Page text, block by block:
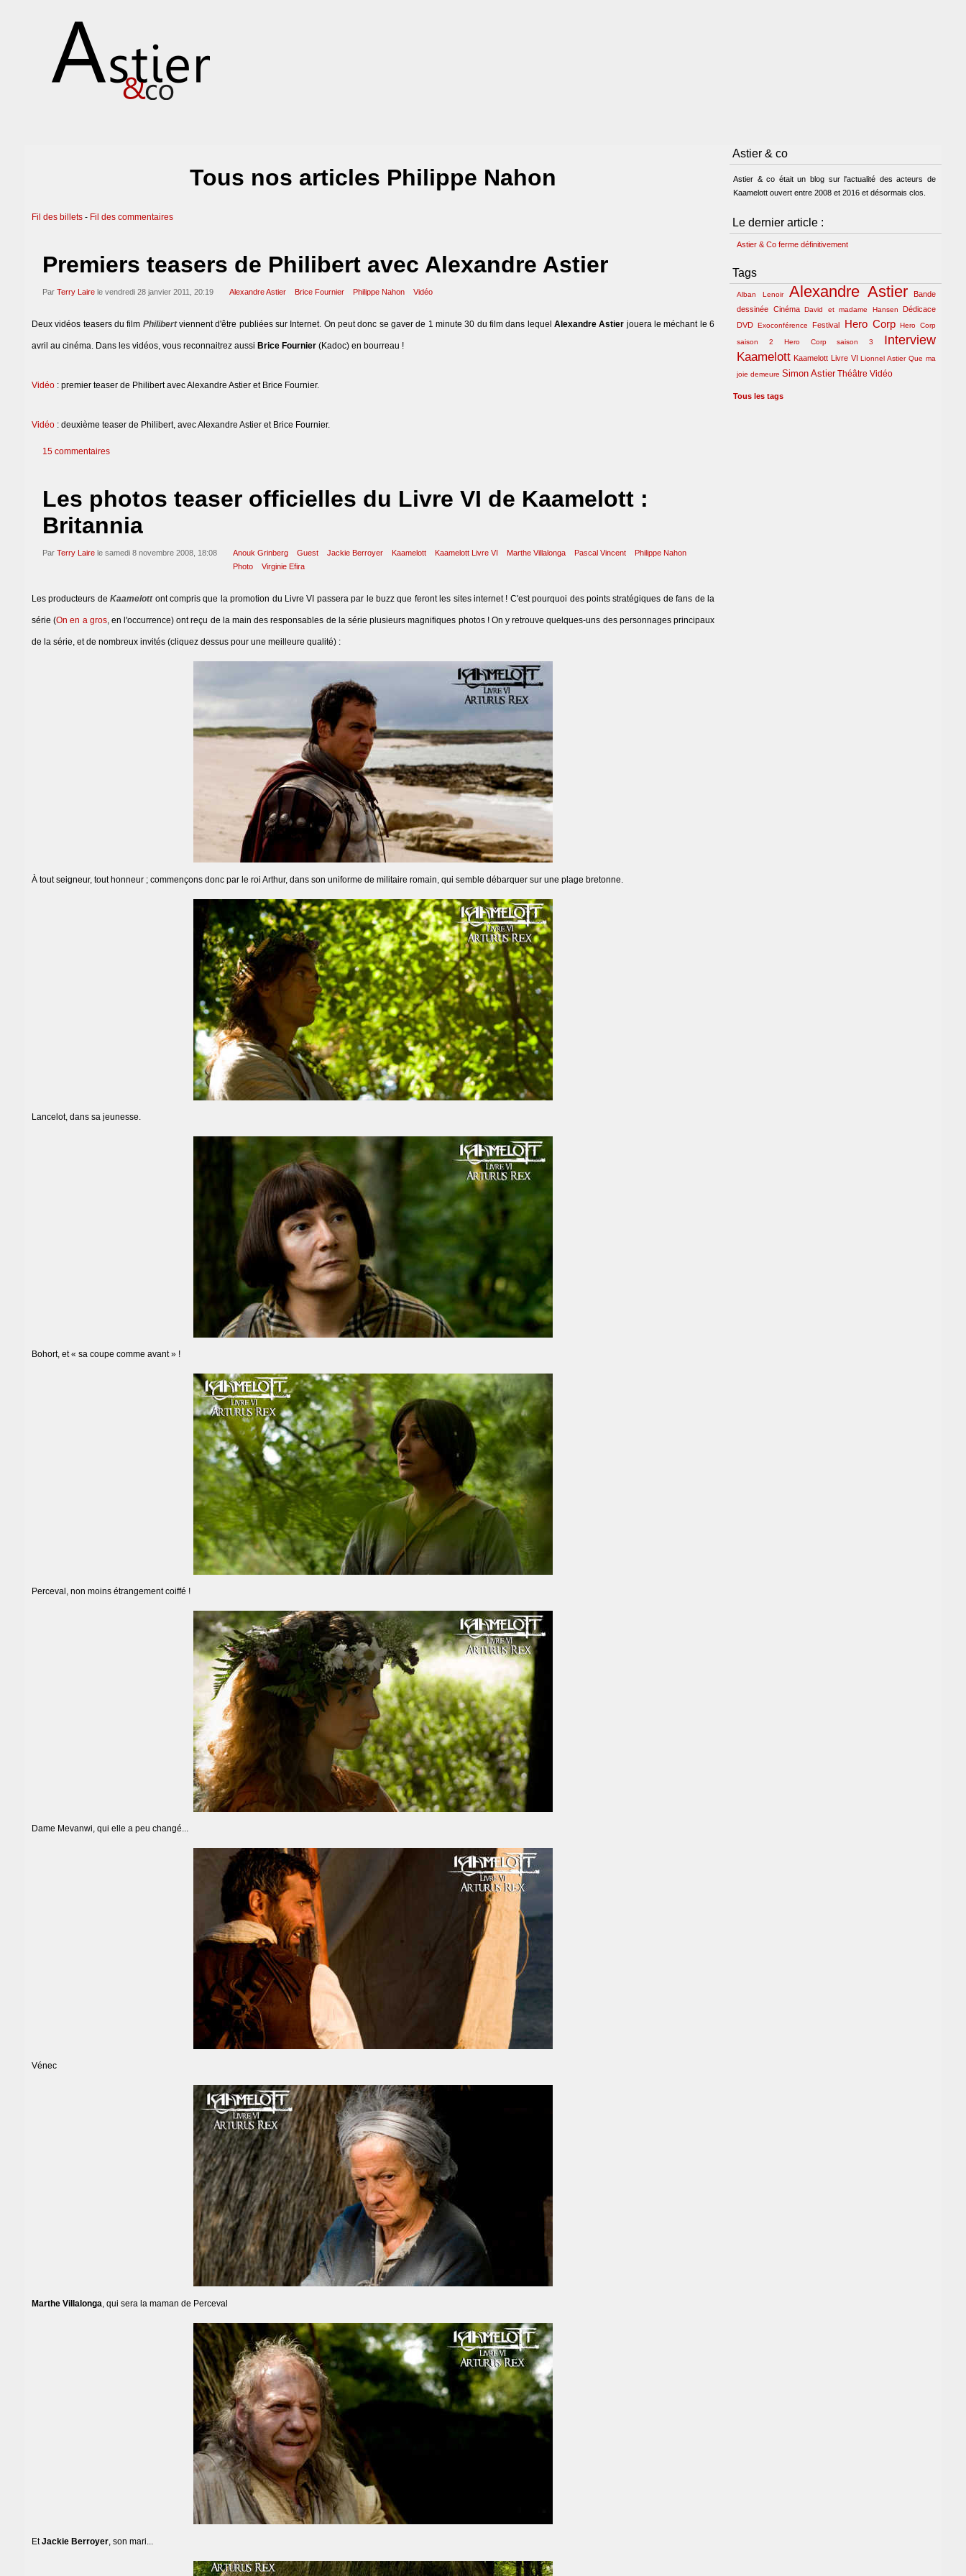
Tous nos articles Philippe Nahon
Fil des billets - Fil des commentaires
Premiers teasers de Philibert avec Alexandre Astier
Par Terry Laire le vendredi 28 janvier 2011, 20:19 Alexandre Astier Brice Fournier Philippe Nahon Vidéo
Deux vidéos teasers du film Philibertviennent d'être publiées sur Internet. On peut donc se gaver de 1 minute 30 du film dans lequelAlexandre Astier jouera le méchant le 6
avril au cinéma. Dans les vidéos, vous reconnaitrez aussi Brice Fournier (Kadoc) en bourreau !
Vidéo : premier teaser de Philibert avec Alexandre Astier et Brice Fournier.
Vidéo : deuxième teaser de Philibert, avec Alexandre Astier et Brice Fournier.
15 commentaires
Les photos teaser officielles du Livre VI de Kaamelott :
Britannia
Par Terry Laire le samedi 8 novembre 2008, 18:08 Anouk Grinberg Guest Jackie Berroyer Kaamelott Kaamelott Livre VI Marthe Villalonga Pascal Vincent
Philippe Nahon
Photo
Virginie Efira
Les producteurs deKaamelottont compris que la promotion du Livre VI passera par le buzz que feront les sites internet ! C'est pourquoi des points stratégiques de fans de la
série (On en a gros, en l'occurrence) ont reçu de la main des responsables de la série plusieurs magnifiques photos ! On y retrouve quelques-uns des personnages principaux
de la série, et de nombreux invités (cliquez dessus pour une meilleure qualité) :
À tout seigneur, tout honneur ; commençons donc par le roi Arthur, dans son uniforme de militaire romain, qui semble débarquer sur une plage bretonne.
Lancelot, dans sa jeunesse.
Bohort, et « sa coupe comme avant » !
Perceval, non moins étrangement coiffé !
Dame Mevanwi, qui elle a peu changé...
Vénec
Marthe Villalonga, qui sera la maman de Perceval
EtJackie Berroyer, son mari...
Astier & co
Astier & co était un blog sur l'actualité des acteurs de
Kaamelott ouvert entre 2008 et 2016 et désormais clos.
Le dernier article :
Astier & Co ferme définitivement
Tags
Alban Lenoir Alexandre Astier
Bande
dessinée Cinéma David et madame Hansen
Dédicace
DVD Exoconférence Festival Hero Corp Hero Corp
saison 2 Hero Corp saison 3 Interview
Kaamelott Kaamelott Livre VI Lionnel Astier Que ma
joie demeure Simon Astier Théâtre Vidéo
Tous les tags